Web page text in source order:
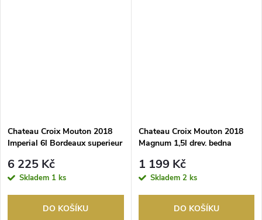
Chateau Croix Mouton 2018
Imperial 6l Bordeaux superieur
6 225 Kč
Skladem 1 ks
DO KOŠÍKU
Chateau Croix Mouton 2018
Magnum 1,5l drev. bedna
1 199 Kč
Skladem 2 ks
DO KOŠÍKU